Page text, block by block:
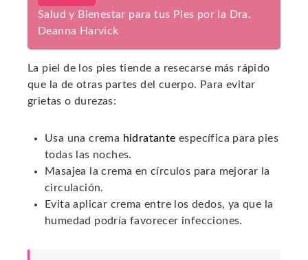
Salud y Bienestar para tus Pies por la Dra.
Deanna Harvick
La piel de los pies tiende a resecarse más rápido
que la de otras partes del cuerpo. Para evitar
grietas o durezas:
Usa una crema hidratante específica para pies
todas las noches.
Masajea la crema en círculos para mejorar la
circulación.
Evita aplicar crema entre los dedos, ya que la
humedad podría favorecer infecciones.